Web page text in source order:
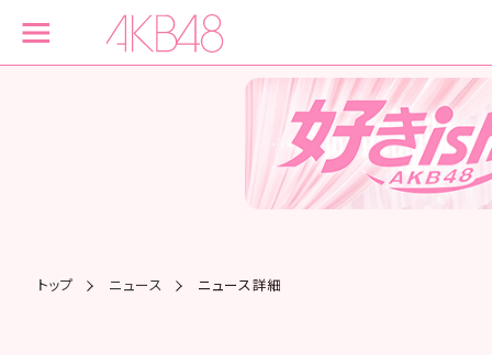
トップ ニュース ニュース詳細